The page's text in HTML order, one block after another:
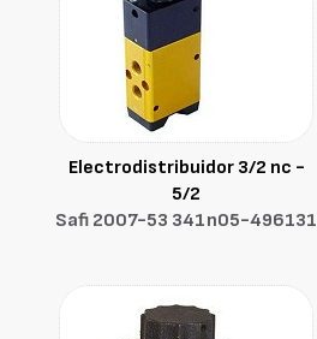
Electrodistribuidor 3/2 nc -
5/2
Safi 2007-53 341n05-496131